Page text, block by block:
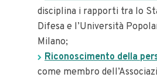
disciplina i rapporti tra lo
Difesa e l’Università
Milano;
Riconoscimento della
come membro